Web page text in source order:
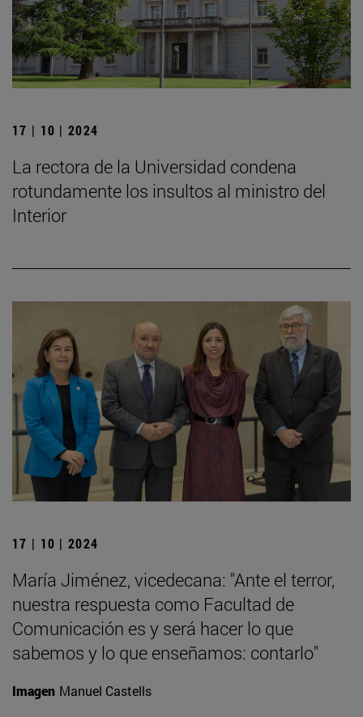
17 | 10 | 2024
La rectora de la Universidad condena
rotundamente los insultos al ministro del
Interior
17 | 10 | 2024
María Jiménez, vicedecana: "Ante el terror,
nuestra respuesta como Facultad de
Comunicación es y será hacer lo que
sabemos y lo que enseñamos: contarlo"
Imagen Manuel Castells